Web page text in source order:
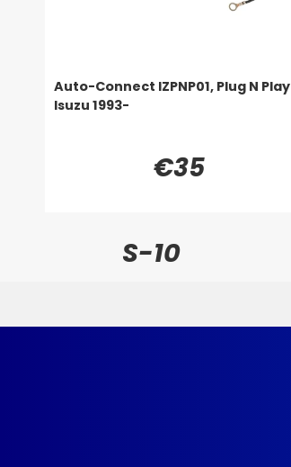
Auto-Connect IZPNP01, Plug N Play
Isuzu 1993-
€35
S-10